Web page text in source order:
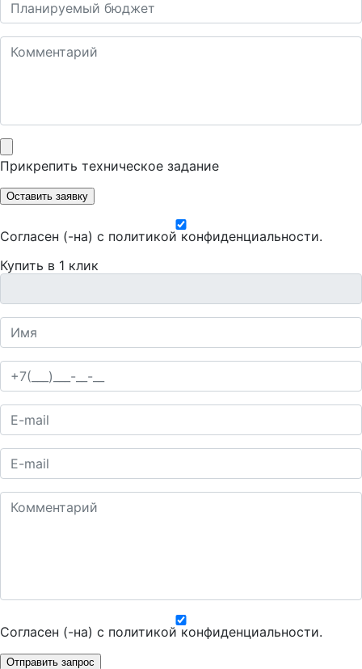
Прикрепить техническое задание
Оставить заявку
Согласен (-на) с политикой конфиденциальности.
Купить в 1 клик
Согласен (-на) с политикой конфиденциальности.
Отправить запрос